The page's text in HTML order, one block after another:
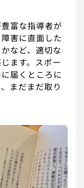
富な指導者が
害に直面した
など、適切な
ます。スポー
届くところに
まだまだ取り